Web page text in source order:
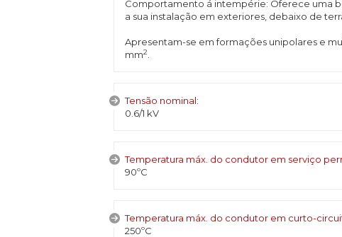
Comportamento á intempérie: Oferece uma
a sua instalação em exteriores, debaixo de
Apresentam-se em formações unipolares e
mm2.
Tensão nominal:
0.6/1 kV
Temperatura máx. do condutor em serviço
90ºC
Temperatura máx. do condutor em curto-
250ºC